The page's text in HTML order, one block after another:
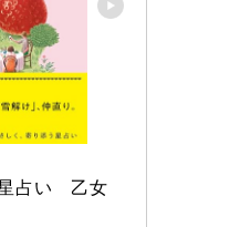
占い　乙女